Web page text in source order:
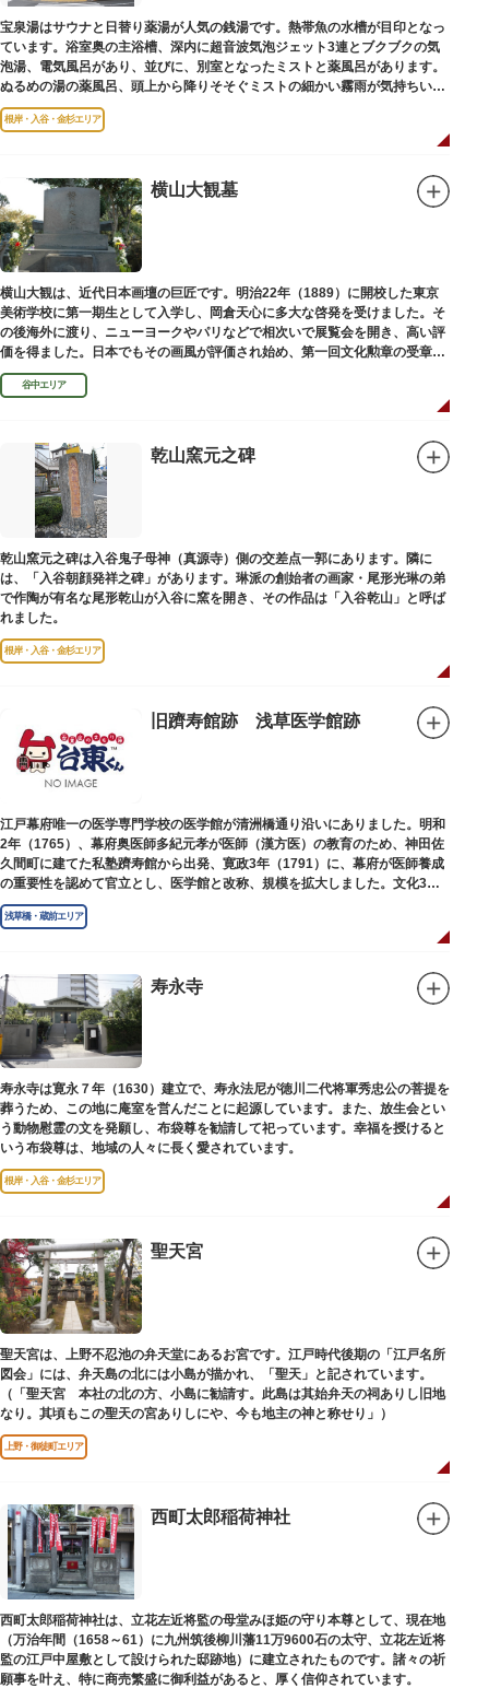
宝泉湯はサウナと日替り薬湯が人気の銭湯です。熱帯魚の水槽が目印となっ
ています。浴室奥の主浴槽、深内に超音波気泡ジェット3連とブクブクの気
泡湯、電気風呂があり、並びに、別室となったミストと薬風呂があります。
ぬるめの湯の薬風呂、頭上から降りそそぐミストの細かい霧雨が気持ちいい
と評判です。
根岸・入谷・金杉エリア
横山大観墓
横山大観は、近代日本画壇の巨匠です。明治22年（1889）に開校した東京
美術学校に第一期生として入学し、岡倉天心に多大な啓発を受けました。そ
の後海外に渡り、ニューヨークやパリなどで相次いで展覧会を開き、高い評
価を得ました。日本でもその画風が評価され始め、第一回文化勲章の受章者
となりました。お墓は谷中霊園にあります。
谷中エリア
乾山窯元之碑
乾山窯元之碑は入谷鬼子母神（真源寺）側の交差点一郭にあります。隣に
は、「入谷朝顔発祥之碑」があります。琳派の創始者の画家・尾形光琳の弟
で作陶が有名な尾形乾山が入谷に窯を開き、その作品は「入谷乾山」と呼ば
れました。
根岸・入谷・金杉エリア
旧躋寿館跡 浅草医学館跡
江戸幕府唯一の医学専門学校の医学館が清洲橋通り沿いにありました。明和
2年（1765）、幕府奥医師多紀元孝が医師（漢方医）の教育のため、神田佐
久間町に建てた私塾躋寿館から出発、寛政3年（1791）に、幕府が医師養成
の重要性を認めて官立とし、医学館と改称、規模を拡大しました。文化3年
（1806）、大火に遭い焼失しましたが、同年に旧向柳原一丁目に移転、再建
されました。
弟育成をはかるなど、江戸時代後期から明治維新に至る日本の医学振興に貢
献しました。
※現在、この場所に「旧躋寿館跡 浅草医学館跡」に関する案内板や説明版
等は設置されておりません。
浅草橋・蔵前エリア
寿永寺
寿永寺は寛永７年（1630）建立で、寿永法尼が徳川二代将軍秀忠公の菩提を
葬うため、この地に庵室を営んだことに起源しています。また、放生会とい
う動物慰霊の文を発願し、布袋尊を勧請して祀っています。幸福を授けると
いう布袋尊は、地域の人々に長く愛されています。
根岸・入谷・金杉エリア
聖天宮
聖天宮は、上野不忍池の弁天堂にあるお宮です。江戸時代後期の「江戸名所
図会」には、弁天島の北には小島が描かれ、「聖天」と記されています。
（「聖天宮 本社の北の方、小島に勧請す。此島は其始弁天の祠ありし旧地
なり。其頃もこの聖天の宮ありしにや、今も地主の神と称せり」）
上野・御徒町エリア
西町太郎稲荷神社
西町太郎稲荷神社は、立花左近将監の母堂みほ姫の守り本尊として、現在地
（万治年間（1658～61）に九州筑後柳川藩11万9600石の太守、立花左近将
監の江戸中屋敷として設けられた邸跡地）に建立されたものです。諸々の祈
願事を叶え、特に商売繁盛に御利益があると、厚く信仰されています。